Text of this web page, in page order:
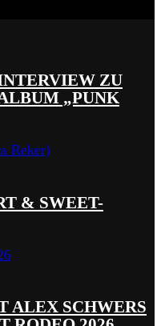
ZU
„PUNK
& SWEET-
ALEX SCHWERS